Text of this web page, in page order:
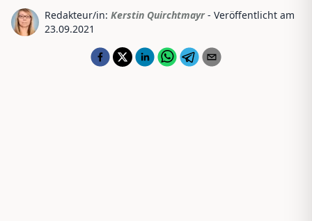
Redakteur/in: Kerstin Quirchtmayr - Veröffentlicht am
23.09.2021